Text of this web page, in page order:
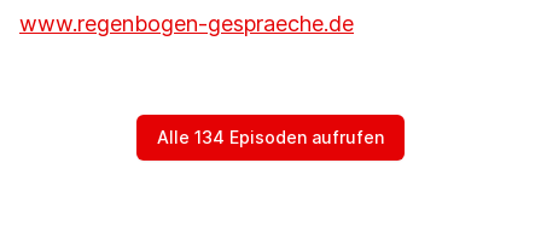
www.regenbogen-gespraeche.de
Alle 134 Episoden aufrufen